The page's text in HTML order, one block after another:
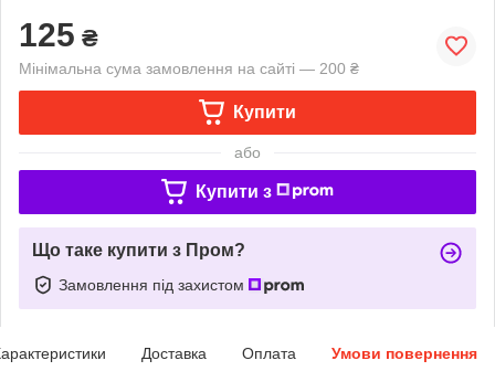
125 ₴
Мінімальна сума замовлення на сайті — 200 ₴
Купити
або
Купити з
Що таке купити з Пром?
Замовлення під захистом
Доставка Оплата Умови повернення